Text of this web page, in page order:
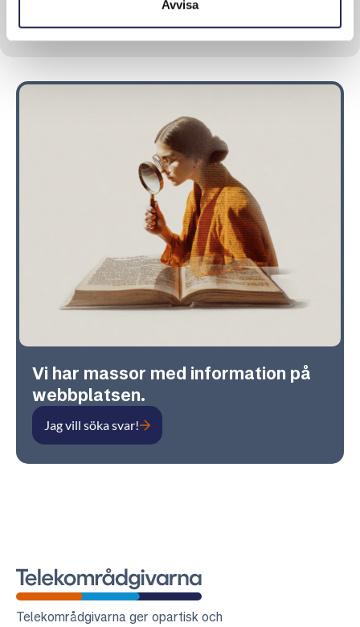
Avvisa
Vi har massor med information på
webbplatsen.
Jag vill söka svar!
Telekområdgivarna
Telekområdgivarna ger opartisk och